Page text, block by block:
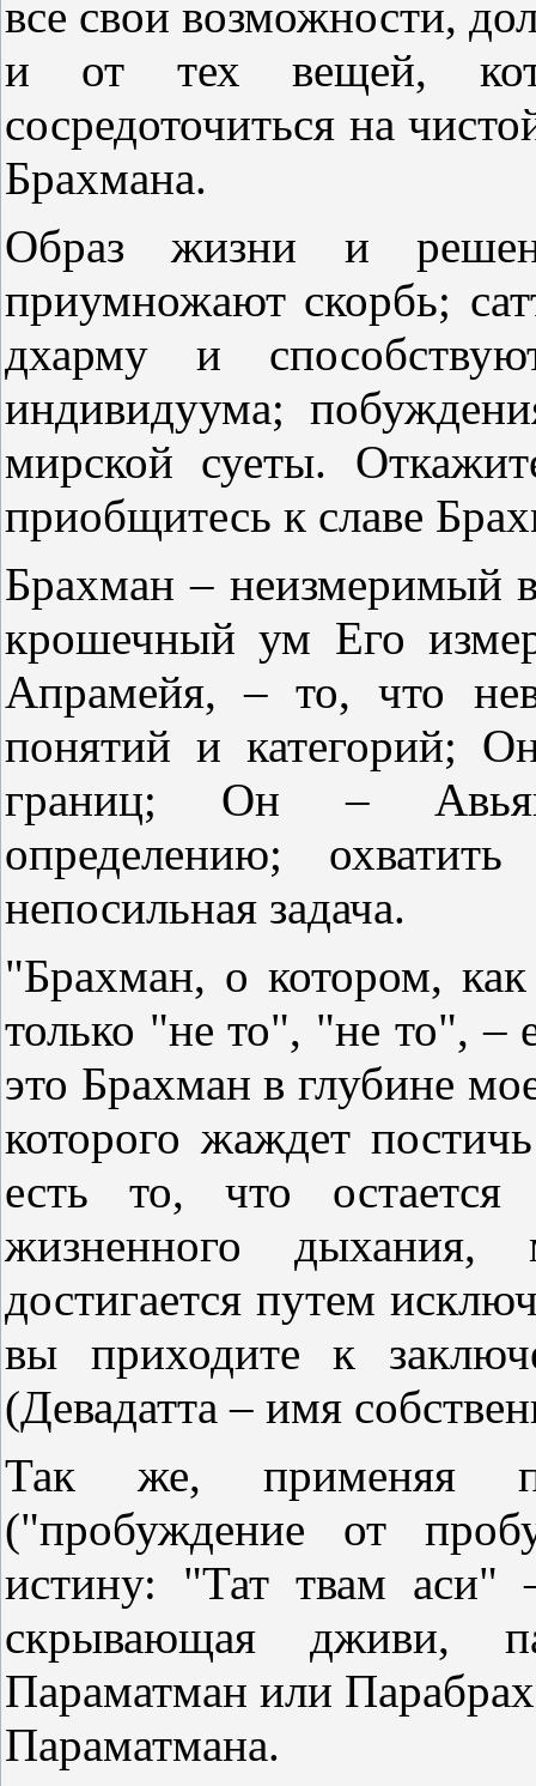
все свои возможности,
и от тех вещей,
сосредоточиться на
Брахмана.
Образ жизни и
приумножают скорбь;
дхарму и
индивидуума;
мирской суеты.
приобщитесь к славе
Брахман – неизмеримый
крошечный ум Его
Апрамейя, – то, что
понятий и категорий;
границ; Он –
определению;
непосильная задача.
"Брахман, о котором, как
только "не то", "не то",
это Брахман в глубине
которого жаждет
есть то, что
жизненного
достигается путем
вы приходите к
(Девадатта – имя
Так же, применяя
("пробуждение от
истину: "Тат твам аси"
скрывающая дживи,
Параматман или
Параматмана.